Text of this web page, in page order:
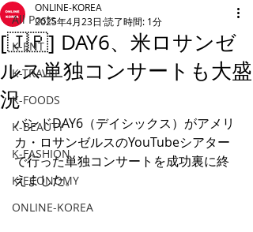
All Posts
K-ENT
K-TRAVEL
K-FOODS
K-BEAUTY
K-FASHION
K-ECONOMY
ONLINE-KOREA
[🇯🇵] DAY6、米ロサンゼ
ルス単独コンサートも大盛
況
ONLINE-KOREA
2025年4月23日 読了時間: 1分
バンドDAY6（デイシックス）がアメリ
カ・ロサンゼルスのYouTubeシアター
で行った単独コンサートを成功裏に終
えました。